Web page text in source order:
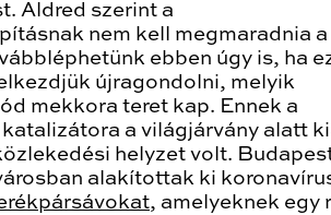
Aldred szerint a
nem kell megmaradnia a
ebben úgy is, ha
újragondolni, melyik
mekkora teret kap. Ennek a
a világjárvány alatt
helyzet volt.
alakítottak ki
, amelyeknek egy